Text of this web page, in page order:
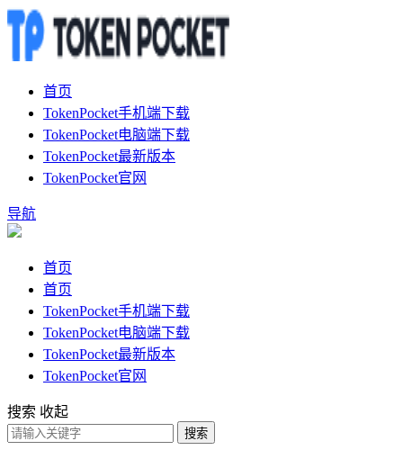
首页
TokenPocket手机端下载
TokenPocket电脑端下载
TokenPocket最新版本
TokenPocket官网
导航
首页
首页
TokenPocket手机端下载
TokenPocket电脑端下载
TokenPocket最新版本
TokenPocket官网
搜索 收起
搜索